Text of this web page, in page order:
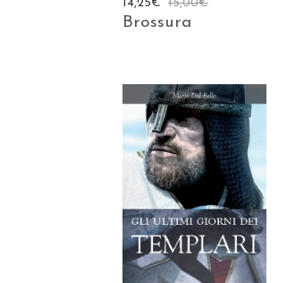
15,00€
14,25€
Brossura
AGGIUNGI AL
CARRELLO